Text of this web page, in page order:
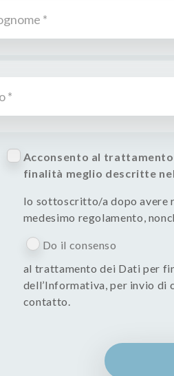
Acconsento al
finalità meglio descritte
Io sottoscritto/a dopo avere
medesimo regolamento,
Do il consenso
al trattamento dei Dati per
dell’Informativa, per invio
contatto.